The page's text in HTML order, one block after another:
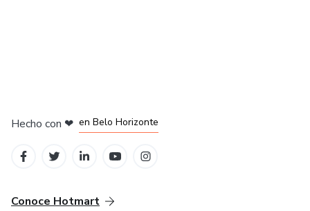
Hecho con ❤ en Belo Horizonte
Conoce Hotmart